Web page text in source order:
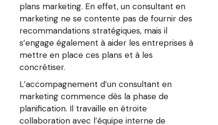
plans marketing. En effet, un consultant en
marketing ne se contente pas de fournir des
recommandations stratégiques, mais il
s’engage également à aider les entreprises à
mettre en place ces plans et à les
concrétiser.
L’accompagnement d’un consultant en
marketing commence dès la phase de
planification. Il travaille en étroite
collaboration avec l’équipe interne de